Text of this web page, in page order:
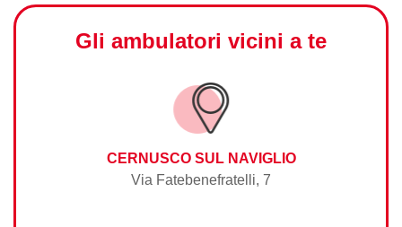
Gli ambulatori vicini a te
CERNUSCO SUL NAVIGLIO
Via Fatebenefratelli, 7